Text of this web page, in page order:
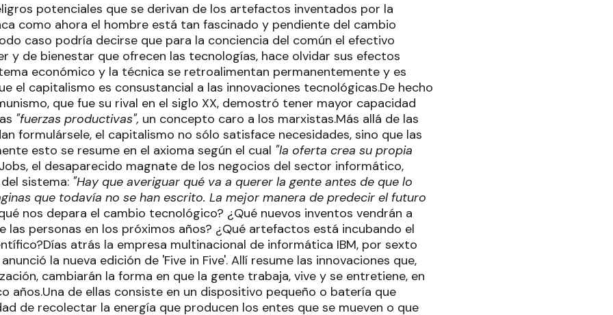
potenciales que se derivan de los artefactos inventados por la
como ahora el hombre está tan fascinado y pendiente del cambio
caso podría decirse que para la conciencia del común el efectivo
y de bienestar que ofrecen las tecnologías, hace olvidar sus efectos
económico y la técnica se retroalimentan permanentemente y es
el capitalismo es consustancial a las innovaciones tecnológicas.De hecho
que fue su rival en el siglo XX, demostró tener mayor capacidad
"fuerzas productivas", un concepto caro a los marxistas.Más allá de las
formulársele, el capitalismo no sólo satisface necesidades, sino que las
esto se resume en el axioma según el cual "la oferta crea su propia
el desaparecido magnate de los negocios del sector informático,
sistema: "Hay que averiguar qué va a querer la gente antes de que lo
que todavía no se han escrito. La mejor manera de predecir el futuro
nos depara el cambio tecnológico? ¿Qué nuevos inventos vendrán a
las personas en los próximos años? ¿Qué artefactos está incubando el
atrás la empresa multinacional de informática IBM, por sexto
la nueva edición de 'Five in Five'. Allí resume las innovaciones que,
cambiarán la forma en que la gente trabaja, vive y se entretiene, en
años.Una de ellas consiste en un dispositivo pequeño o batería que
de recolectar la energía que producen los entes que se mueven o que